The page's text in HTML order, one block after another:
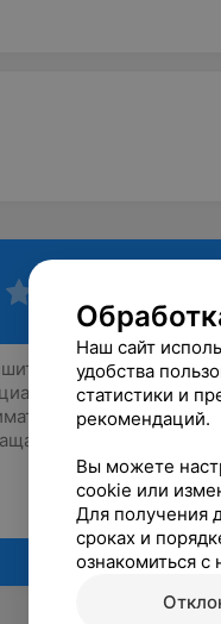
Наш сайт
удобства
статистики и
рекомендаций.
Вы можете
cookie или
Для получения
сроках и
ознакомиться с